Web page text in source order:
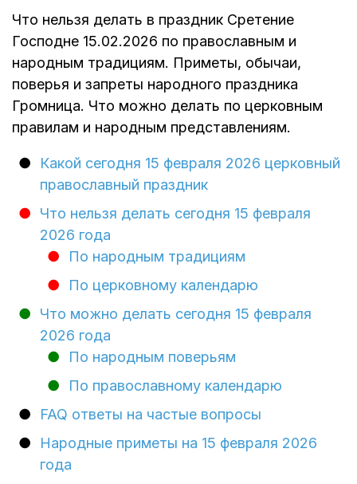
Что нельзя делать в праздник Сретение
Господне 15.02.2026 по православным и
народным традициям. Приметы, обычаи,
поверья и запреты народного праздника
Громница. Что можно делать по церковным
правилам и народным представлениям.
Какой сегодня 15 февраля 2026 церковный
православный праздник
Что нельзя делать сегодня 15 февраля
2026 года
По народным традициям
По церковному календарю
Что можно делать сегодня 15 февраля
2026 года
По народным поверьям
По православному календарю
FAQ ответы на частые вопросы
Народные приметы на 15 февраля 2026
года